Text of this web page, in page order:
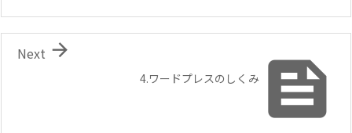

4.ワードプレスのしくみ

Next